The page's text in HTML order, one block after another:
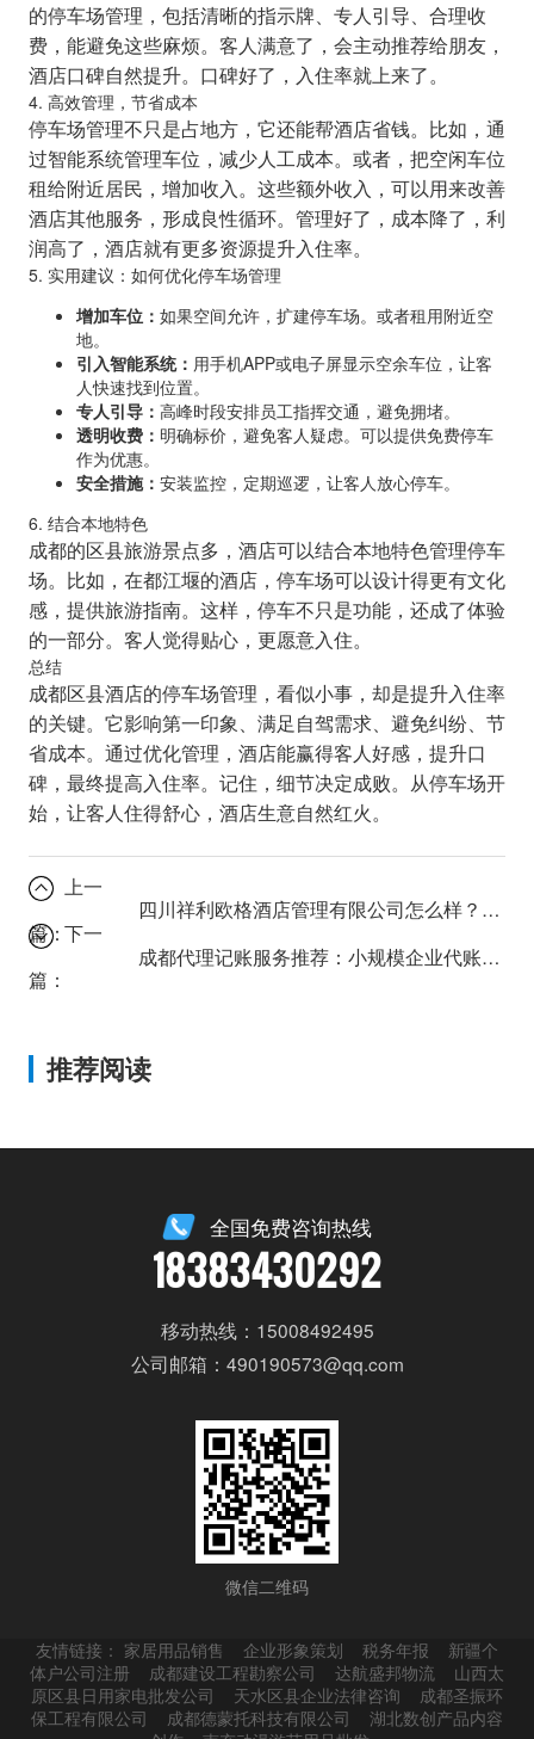
的停车场管理，包括清晰的指示牌、专人引导、合理收
费，能避免这些麻烦。客人满意了，会主动推荐给朋友，
酒店口碑自然提升。口碑好了，入住率就上来了。
4. 高效管理，节省成本
停车场管理不只是占地方，它还能帮酒店省钱。比如，通
过智能系统管理车位，减少人工成本。或者，把空闲车位
租给附近居民，增加收入。这些额外收入，可以用来改善
酒店其他服务，形成良性循环。管理好了，成本降了，利
润高了，酒店就有更多资源提升入住率。
5. 实用建议：如何优化停车场管理
增加车位： 如果空间允许，扩建停车场。或者租用附近空
地。
引入智能系统： 用手机APP或电子屏显示空余车位，让客
人快速找到位置。
专人引导： 高峰时段安排员工指挥交通，避免拥堵。
透明收费： 明确标价，避免客人疑虑。可以提供免费停车
作为优惠。
安全措施： 安装监控，定期巡逻，让客人放心停车。
6. 结合本地特色
成都的区县旅游景点多，酒店可以结合本地特色管理停车
场。比如，在都江堰的酒店，停车场可以设计得更有文化
感，提供旅游指南。这样，停车不只是功能，还成了体验
的一部分。客人觉得贴心，更愿意入住。
总结
成都区县酒店的停车场管理，看似小事，却是提升入住率
的关键。它影响第一印象、满足自驾需求、避免纠纷、节
省成本。通过优化管理，酒店能赢得客人好感，提升口
碑，最终提高入住率。记住，细节决定成败。从停车场开
始，让客人住得舒心，酒店生意自然红火。
上一
篇：
四川祥利欧格酒店管理有限公司怎么样？深度解析其服务优势
下一
篇：
成都代理记账服务推荐：小规模企业代账如何省钱又省心？
推荐阅读
全国免费咨询热线
18383430292
移动热线：15008492495
公司邮箱：490190573@qq.com
微信二维码
友情链接： 家居用品销售 企业形象策划 税务年报
新疆个
体户公司注册
成都建设工程勘察公司 达航盛邦物流
山西太
原区县日用家电批发公司
天水区县企业法律咨询
成都圣振环
保工程有限公司
成都德蒙托科技有限公司
湖北数创产品内容